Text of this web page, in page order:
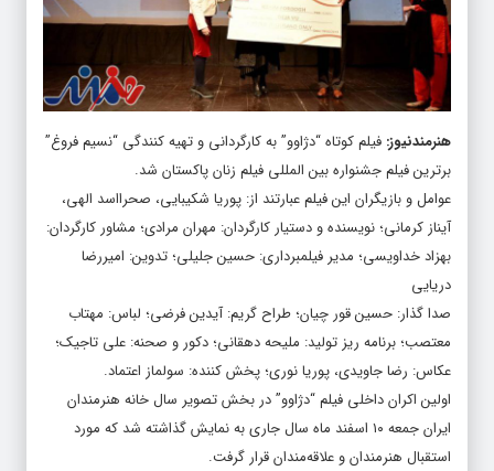
هنرمندنیوز: فیلم کوتاه “دژاوو” به کارگردانی و تهیه کنندگی “نسیم فروغ”
برترین فیلم جشنواره بین المللی فیلم زنان پاکستان شد.
عوامل و بازیگران این فیلم عبارتند از: پوریا شکیبایی، صحرااسد الهی،
آیناز کرمانی؛ نویسنده و دستیار کارگردان: مهران مرادی؛ مشاور کارگردان:
بهزاد خداویسی؛ مدیر فیلمبرداری: حسین جلیلی؛ تدوین: امیررضا
دریایی
صدا گذار: حسین قور چیان؛ طراح گریم: آیدین فرضی؛ لباس: مهتاب
معتصب؛ برنامه ریز تولید: ملیحه دهقانی؛ دکور و صحنه: علی تاجیک؛
عکاس: رضا جاویدی، پوریا نوری؛ پخش کننده: سولماز اعتماد.
اولین اکران داخلی فیلم “دژاوو” در بخش تصویر سال خانه هنرمندان
ایران جمعه ۱۰ اسفند ماه سال جاری به نمایش گذاشته شد که مورد
استقبال هنرمندان و علاقه‌مندان قرار گرفت.